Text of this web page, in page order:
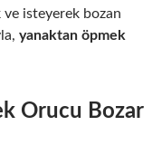
isteyerek bozan
yanaktan öpmek
Orucu Bozar